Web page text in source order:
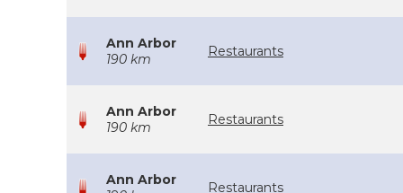
Ann Arbor
190 km
Restaurants
Ann Arbor
190 km
Restaurants
Ann Arbor
Restaurants